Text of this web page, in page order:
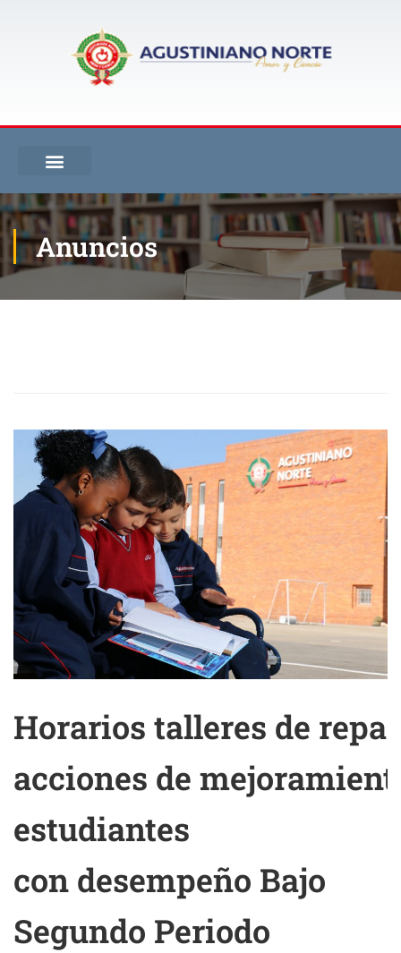
Anuncios
Horarios talleres de
acciones de
estudiantes
con desempeño Bajo
Segundo Periodo